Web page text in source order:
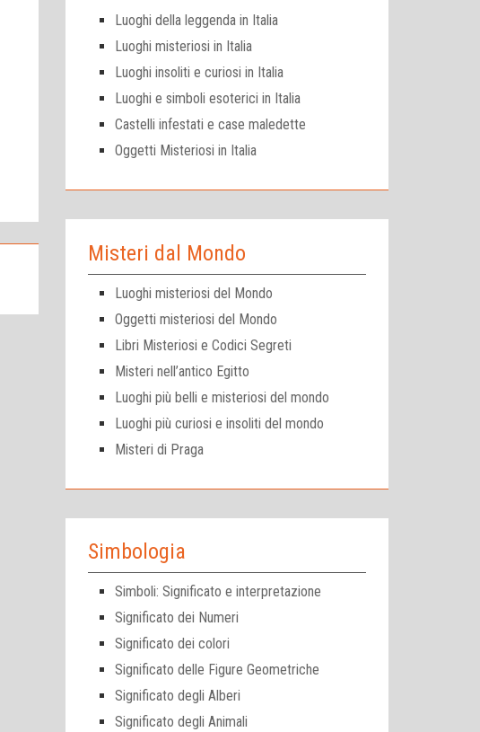
Luoghi della leggenda in Italia
Luoghi misteriosi in Italia
Luoghi insoliti e curiosi in Italia
Luoghi e simboli esoterici in Italia
Castelli infestati e case maledette
Oggetti Misteriosi in Italia
Misteri dal Mondo
Luoghi misteriosi del Mondo
Oggetti misteriosi del Mondo
Libri Misteriosi e Codici Segreti
Misteri nell’antico Egitto
Luoghi più belli e misteriosi del mondo
Luoghi più curiosi e insoliti del mondo
Misteri di Praga
Simbologia
Simboli: Significato e interpretazione
Significato dei Numeri
Significato dei colori
Significato delle Figure Geometriche
Significato degli Alberi
Significato degli Animali